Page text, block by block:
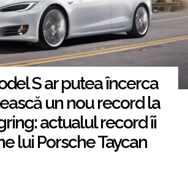
S ar putea încerca
un nou record la
actualul record îi
lui Porsche Taycan